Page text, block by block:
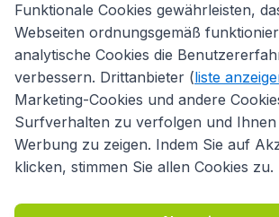
Funktionale Cookies gewährleisten,
Webseiten ordnungsgemäß
analytische Cookies die
verbessern. Drittanbieter (liste
Marketing-Cookies und andere
Surfverhalten zu verfolgen und Ihnen
Werbung zu zeigen. Indem Sie auf
klicken, stimmen Sie allen Cookies zu.